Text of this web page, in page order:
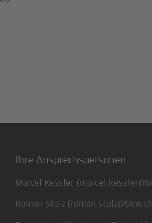
Ihre Ansprechspersonen
Marcel Kessler (
Roman Stulz (roman.stulz@bkw.ch